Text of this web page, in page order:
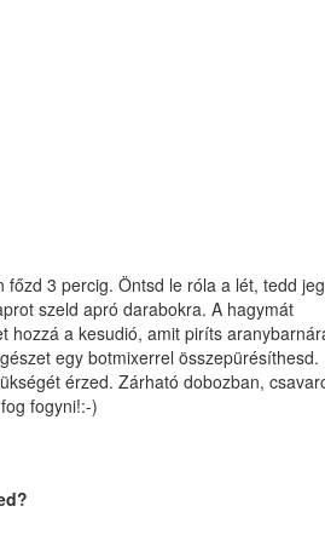
3 percig. Öntsd le róla a lét, tedd
szeld apró darabokra. A hagymát
hozzá a kesudió, amit piríts
egy botmixerrel összepürésíthesd.
érzed. Zárható dobozban,
fogyni!:-)